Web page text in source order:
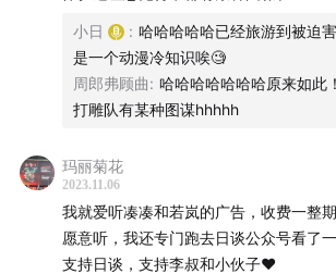
小日 : 哈哈哈哈哈已经旅游到被迫
是一个动漫冷知识唉🧐
周郎弗顾曲: 哈哈哈哈哈哈哈原来如此
打雕队有某种图谋hhhhh
玛丽菊花
2023.11.06
我就爱听凑凑和若岚的广告，收费一整
愿意听，我还专门跑去日谈公众号看了
支持日谈，支持李叔和小伙子❤️